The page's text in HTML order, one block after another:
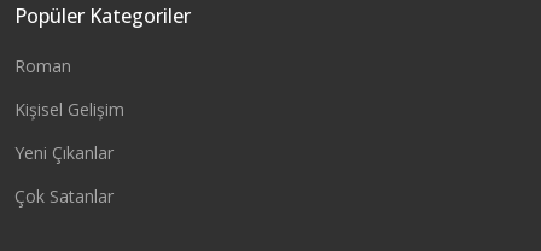
Popüler Kategoriler
Roman
Kişisel Gelişim
Yeni Çıkanlar
Çok Satanlar